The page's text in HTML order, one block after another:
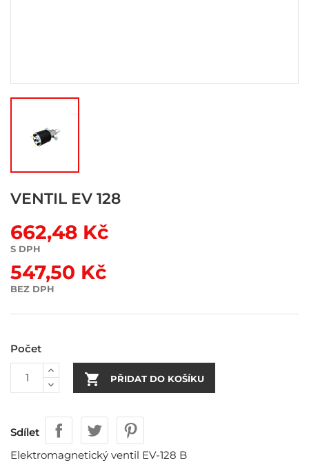
VENTIL EV 128
662,48 Kč
S DPH
547,50 Kč
BEZ DPH
Počet
 PŘIDAT DO KOŠÍKU
Sdílet
Elektromagnetický ventil EV-128 B